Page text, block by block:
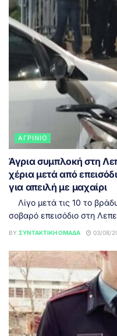
ΑΓΡΊΝΙΟ
Άγρια συμπλοκή στη
χέρια μετά από
για απειλή με μαχαίρι
Λίγο μετά τις 10 το
σοβαρό επεισόδιο στη
BY ΣΥΝΤΑΚΤΙΚΉ ΟΜΆΔΑ 03/08/